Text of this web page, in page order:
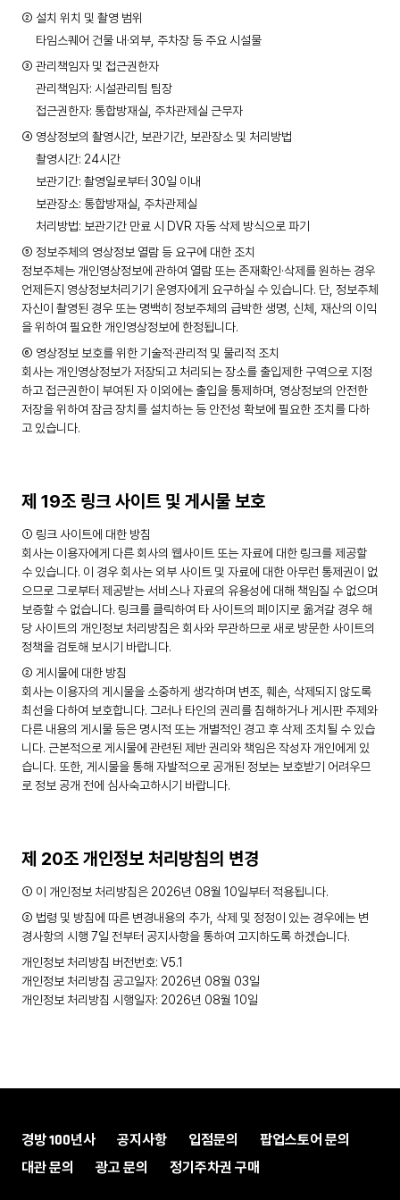
② 설치 위치 및 촬영 범위
타임스퀘어 건물 내·외부, 주차장 등 주요 시설물
③ 관리책임자 및 접근권한자
관리책임자: 시설관리팀 팀장
접근권한자: 통합방재실, 주차관제실 근무자
④ 영상정보의 촬영시간, 보관기간, 보관장소 및 처리방법
촬영시간: 24시간
보관기간: 촬영일로부터 30일 이내
보관장소: 통합방재실, 주차관제실
처리방법: 보관기간 만료 시 DVR 자동 삭제 방식으로 파기
⑤ 정보주체의 영상정보 열람 등 요구에 대한 조치
정보주체는 개인영상정보에 관하여 열람 또는 존재확인·삭제를 원하는 경우
언제든지 영상정보처리기기 운영자에게 요구하실 수 있습니다. 단, 정보주체
자신이 촬영된 경우 또는 명백히 정보주체의 급박한 생명, 신체, 재산의 이익
을 위하여 필요한 개인영상정보에 한정됩니다.
⑥ 영상정보 보호를 위한 기술적·관리적 및 물리적 조치
회사는 개인영상정보가 저장되고 처리되는 장소를 출입제한 구역으로 지정
하고 접근권한이 부여된 자 이외에는 출입을 통제하며, 영상정보의 안전한
저장을 위하여 잠금 장치를 설치하는 등 안전성 확보에 필요한 조치를 다하
고 있습니다.
제 19조 링크 사이트 및 게시물 보호
① 링크 사이트에 대한 방침
회사는 이용자에게 다른 회사의 웹사이트 또는 자료에 대한 링크를 제공할
수 있습니다. 이 경우 회사는 외부 사이트 및 자료에 대한 아무런 통제권이 없
으므로 그로부터 제공받는 서비스나 자료의 유용성에 대해 책임질 수 없으며
보증할 수 없습니다. 링크를 클릭하여 타 사이트의 페이지로 옮겨갈 경우 해
당 사이트의 개인정보 처리방침은 회사와 무관하므로 새로 방문한 사이트의
정책을 검토해 보시기 바랍니다.
② 게시물에 대한 방침
회사는 이용자의 게시물을 소중하게 생각하며 변조, 훼손, 삭제되지 않도록
최선을 다하여 보호합니다. 그러나 타인의 권리를 침해하거나 게시판 주제와
다른 내용의 게시물 등은 명시적 또는 개별적인 경고 후 삭제 조치될 수 있습
니다. 근본적으로 게시물에 관련된 제반 권리와 책임은 작성자 개인에게 있
습니다. 또한, 게시물을 통해 자발적으로 공개된 정보는 보호받기 어려우므
로 정보 공개 전에 심사숙고하시기 바랍니다.
제 20조 개인정보 처리방침의 변경
① 이 개인정보 처리방침은 2026년 08월 10일부터 적용됩니다.
② 법령 및 방침에 따른 변경내용의 추가, 삭제 및 정정이 있는 경우에는 변
경사항의 시행 7일 전부터 공지사항을 통하여 고지하도록 하겠습니다.
개인정보 처리방침 버전번호: V5.1
개인정보 처리방침 공고일자: 2026년 08월 03일
개인정보 처리방침 시행일자: 2026년 08월 10일
경방 100년사 공지사항 입점문의
팝업스토어 문의
대관 문의
광고 문의 정기주차권 구매